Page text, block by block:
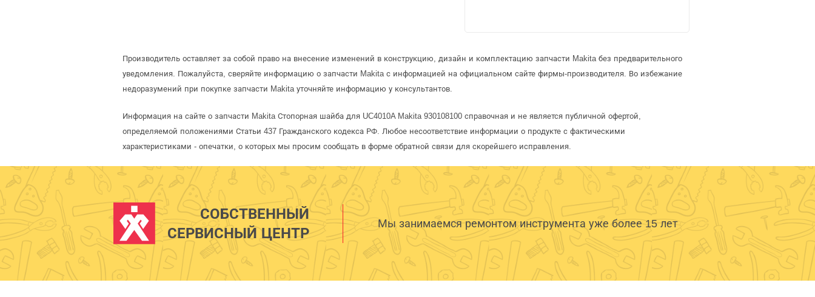
Производитель оставляет за собой право на внесение изменений в конструкцию, дизайн и комплектацию запчасти Makita без предварительного
уведомления. Пожалуйста, сверяйте информацию о запчасти Makita с информацией на официальном сайте фирмы-производителя. Во избежание
недоразумений при покупке запчасти Makita уточняйте информацию у консультантов.
Информация на сайте о запчасти Makita Стопорная шайба для UC4010A Makita 930108100 справочная и не является публичной офертой,
определяемой положениями Статьи 437 Гражданского кодекса РФ. Любое несоответствие информации о продукте с фактическими
характеристиками - опечатки, о которых мы просим сообщать в форме обратной связи для скорейшего исправления.
СОБСТВЕННЫЙ
СЕРВИСНЫЙ ЦЕНТР
Мы занимаемся ремонтом инструмента уже более 15 лет